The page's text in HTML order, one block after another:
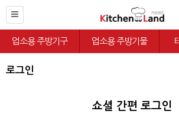
업소용 주방기구 업소용 주방기물
로그인
쇼셜 간편 로그인